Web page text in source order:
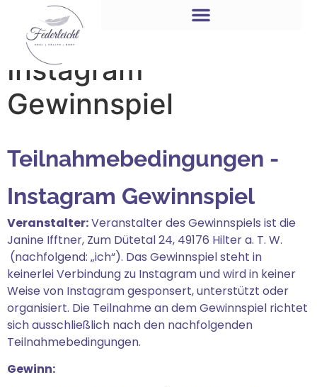
Instagram
Gewinnspiel
Teilnahmebedingungen -
Instagram Gewinnspiel
Veranstalter:Veranstalter des Gewinnspiels ist die
Janine Ifftner, Zum Dütetal 24, 49176 Hilter a. T. W.
(nachfolgend: „ich“). Das Gewinnspiel steht in
keinerlei Verbindung zu Instagram und wird in keiner
Weise von Instagram gesponsert, unterstützt oder
organisiert. Die Teilnahme an dem Gewinnspiel richtet
sich ausschließlich nach den nachfolgenden
Teilnahmebedingungen.
Gewinn: